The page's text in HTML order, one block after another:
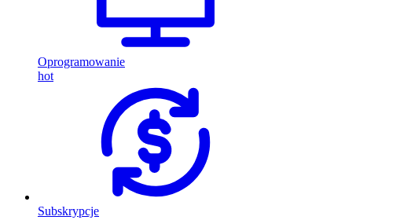
Oprogramowanie
hot
Subskrypcje